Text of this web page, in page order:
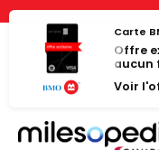
Panneau de gestion
Passer
contenu
Carte
Offre
aucun
Voir